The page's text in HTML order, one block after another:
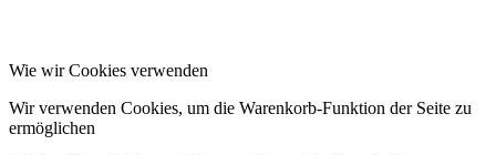
Wie wir Cookies verwenden
Wir verwenden Cookies, um die Warenkorb-Funktion der Seite zu
ermöglichen